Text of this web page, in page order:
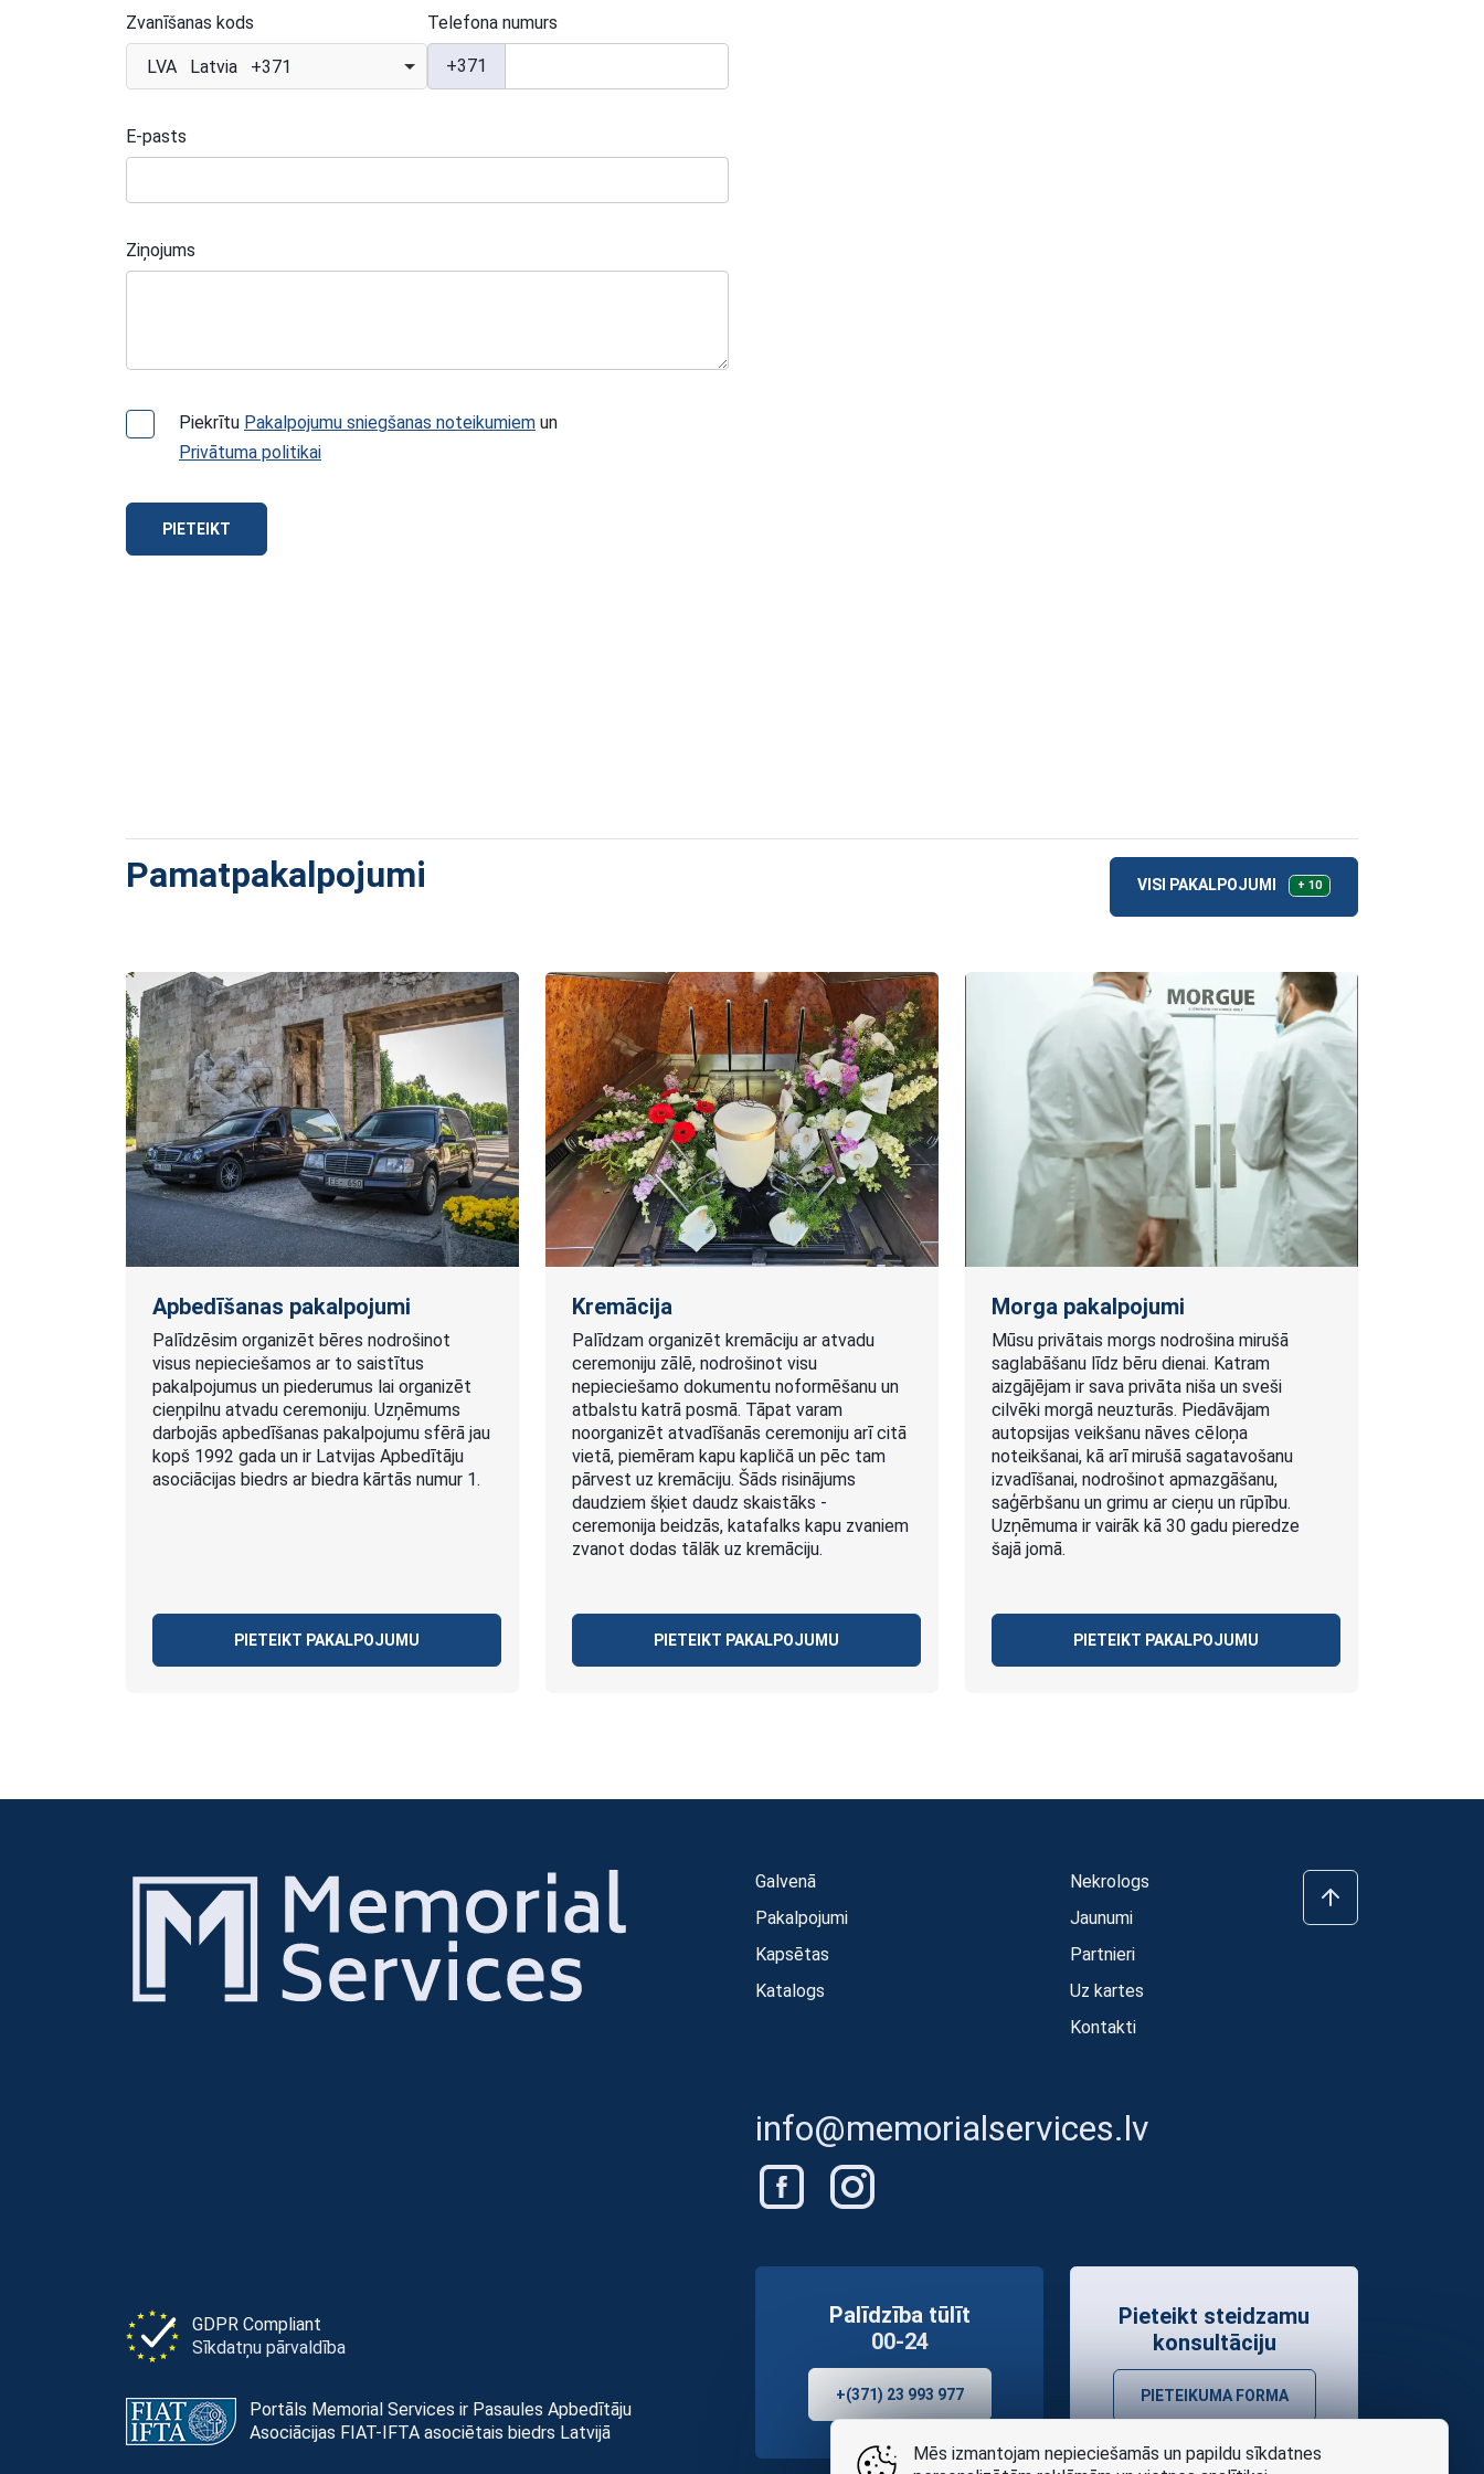
Zvanīšanas kods
LVA Latvia +371
Telefona numurs
+371
E-pasts
Ziņojums
Piekrītu Pakalpojumu sniegšanas noteikumiem un
Privātuma politikai
PIETEIKT
Pamatpakalpojumi VISI PAKALPOJUMI + 10
Apbedīšanas pakalpojumi
Palīdzēsim organizēt bēres nodrošinot
visus nepieciešamos ar to saistītus
pakalpojumus un piederumus lai organizēt
cieņpilnu atvadu ceremoniju. Uzņēmums
darbojās apbedīšanas pakalpojumu sfērā jau
kopš 1992 gada un ir Latvijas Apbedītāju
asociācijas biedrs ar biedra kārtās numur 1.
PIETEIKT PAKALPOJUMU
Kremācija
Palīdzam organizēt kremāciju ar atvadu
ceremoniju zālē, nodrošinot visu
nepieciešamo dokumentu noformēšanu un
atbalstu katrā posmā. Tāpat varam
noorganizēt atvadīšanās ceremoniju arī citā
vietā, piemēram kapu kapličā un pēc tam
pārvest uz kremāciju. Šāds risinājums
daudziem šķiet daudz skaistāks -
ceremonija beidzās, katafalks kapu zvaniem
zvanot dodas tālāk uz kremāciju.
PIETEIKT PAKALPOJUMU
Morga pakalpojumi
Mūsu privātais morgs nodrošina mirušā
saglabāšanu līdz bēru dienai. Katram
aizgājējam ir sava privāta niša un sveši
cilvēki morgā neuzturās. Piedāvājam
autopsijas veikšanu nāves cēloņa
noteikšanai, kā arī mirušā sagatavošanu
izvadīšanai, nodrošinot apmazgāšanu,
saģērbšanu un grimu ar cieņu un rūpību.
Uzņēmuma ir vairāk kā 30 gadu pieredze
šajā jomā.
PIETEIKT PAKALPOJUMU
Galvenā
Pakalpojumi
Kapsētas
Katalogs
Nekrologs
Jaunumi
Partnieri
Uz kartes
Kontakti
info@memorialservices.lv
GDPR Compliant
Sīkdatņu pārvaldība
Portāls Memorial Services ir Pasaules Apbedītāju
Asociācijas FIAT-IFTA asociētais biedrs Latvijā
Palīdzība tūlīt
00-24
+(371) 23 993 977
Pieteikt steidzamu
konsultāciju
PIETEIKUMA FORMA
Mēs izmantojam nepieciešamās un papildu sīkdatnes